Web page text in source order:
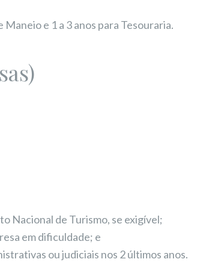
e 1 a 3 anos para Tesouraria.
Nacional de Turismo, se exigível;
em dificuldade; e
ou judiciais nos 2 últimos anos.